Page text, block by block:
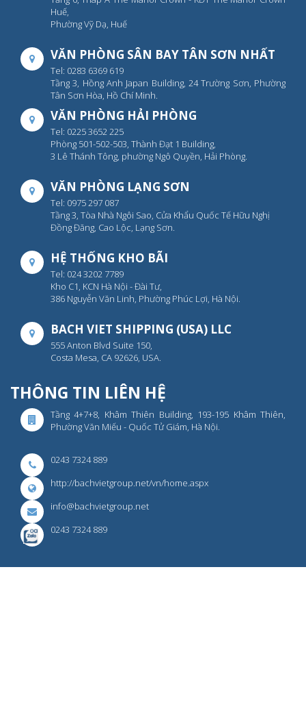
Huế,
Phường Vỹ Dạ, Huế
VĂN PHÒNG SÂN BAY TÂN SƠN NHẤT
Tel: 0283 6369 619
Tầng 3, Hồng Anh Japan Building, 24 Trường Sơn, Phường
Tân Sơn Hòa, Hồ Chí Minh.
VĂN PHÒNG HẢI PHÒNG
Tel: 0225 3652 225
Phòng 501-502-503, Thành Đạt 1 Building,
3 Lê Thánh Tông, phường Ngô Quyền, Hải Phòng.
VĂN PHÒNG LẠNG SƠN
Tel: 0975 297 087
Tầng 3, Tòa Nhà Ngôi Sao, Cửa Khẩu Quốc Tế Hữu Nghị
Đồng Đăng, Cao Lộc, Lạng Sơn.
HỆ THỐNG KHO BÃI
Tel: 024 3202 7789
Kho C1, KCN Hà Nội - Đài Tư,
386 Nguyễn Văn Linh, Phường Phúc Lợi, Hà Nội.
BACH VIET SHIPPING (USA) LLC
555 Anton Blvd Suite 150,
Costa Mesa, CA 92626, USA.
THÔNG TIN LIÊN HỆ
Tầng 4+7+8, Khâm Thiên Building, 193-195 Khâm Thiên,
Phường Văn Miếu - Quốc Tử Giám, Hà Nội.
0243 7324 889
http://bachvietgroup.net/vn/home.aspx
info@bachvietgroup.net
0243 7324 889